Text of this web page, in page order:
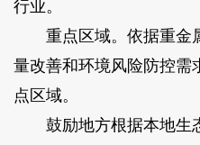
行业。
重点区域。依据重金
量改善和环境风险防控需
点区域。
鼓励地方根据本地生